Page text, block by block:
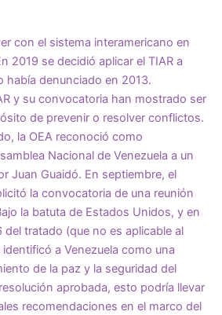
con el sistema interamericano en
2019 se decidió aplicar el TIAR a
había denunciado en 2013.
y su convocatoria han mostrado ser
de prevenir o resolver conflictos.
la OEA reconoció como
Nacional de Venezuela a un
Juan Guaidó. En septiembre, el
la convocatoria de una reunión
la batuta de Estados Unidos, y en
del tratado (que no es aplicable al
a Venezuela como una
de la paz y la seguridad del
aprobada, esto podría llevar
recomendaciones en el marco del